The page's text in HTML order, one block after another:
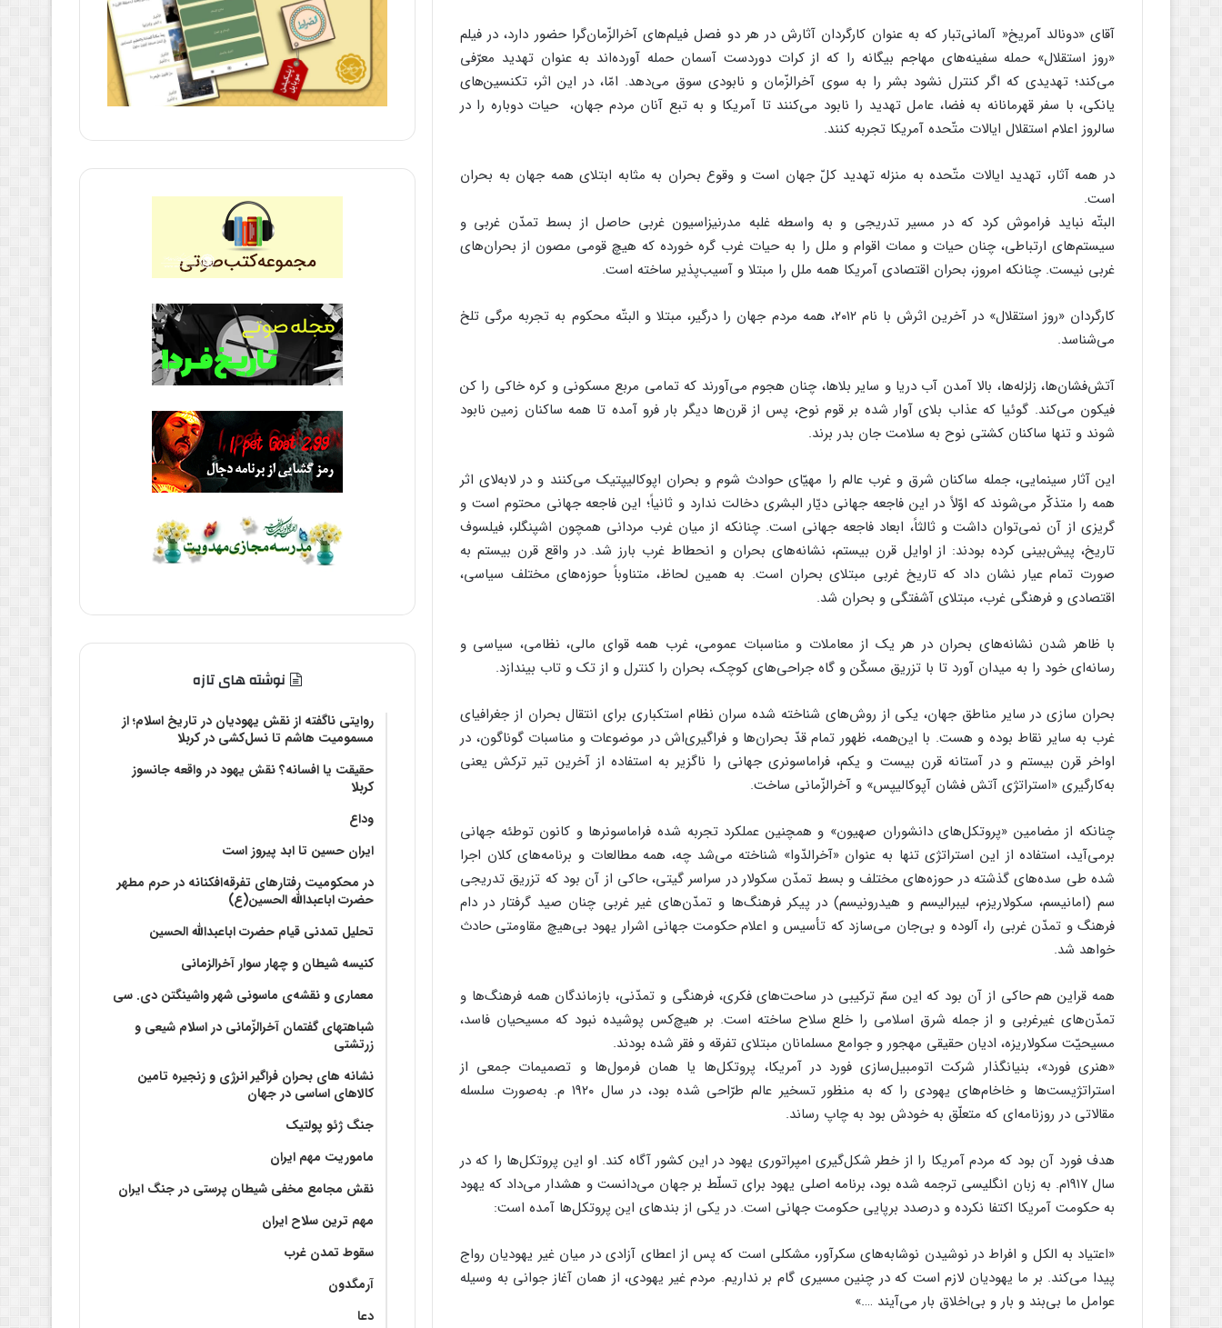
آقای «دونالد آمریخ‌« آلمانی‌تبار که به عنوان کارگردان آثارش در هر دو فصل فیلم‌های آخرالزّمان‌گرا حضور دارد، در فیلم
«روز استقلال» حمله سفینه‌های مهاجم بیگانه را که از کرات دوردست آسمان حمله آورده‌اند به عنوان تهدید معرّفی
می‌کند؛ تهدیدی که اگر کنترل نشود بشر را به سوی آخرالزّمان و نابودی سوق می‌دهد. امّا، در این اثر، تکنسین‌های
یانکی، با سفر قهرمانانه به فضا، عامل تهدید را نابود می‌کنند تا‌ آمریکا و به تبع آنان مردم جهان، ‌ حیات دوباره را در
سالروز اعلام استقلال ایالات متّحده آمریکا تجربه کنند.
در همه آثار، تهدید ایالات متّحده به منزله تهدید کلّ جهان است و وقوع بحران به مثابه ابتلای همه جهان به بحران
است.
البتّه نباید فراموش کرد که در مسیر تدریجی و به واسطه غلبه مدرنیزاسیون غربی حاصل از بسط تمدّن غربی و
سیستم‌های ارتباطی، چنان حیات و ممات اقوام و ملل را به حیات غرب گره خورده که هیچ قومی مصون از بحران‌های
غربی نیست. چنانکه امروز، بحران اقتصادی آمریکا همه ملل را مبتلا و آسیب‌پذیر ساخته است.
کارگردان «روز استقلال» در آخرین اثرش با نام ۲۰۱۲، همه مردم جهان را درگیر، مبتلا و البتّه محکوم به تجربه مرگی تلخ
می‌شناسد.
آتش‌فشان‌ها، زلزله‌ها، بالا آمدن آب دریا و سایر بلاها، چنان هجوم می‌آورند که تمامی مربع مسکونی و کره خاکی را کن
فیکون می‌کند. گوئیا که عذاب بلای آوار شده بر قوم نوح، پس از قرن‌ها دیگر بار فرو آمده تا همه‌ ساکنان زمین نابود
شوند و تنها ساکنان کشتی نوح به سلامت جان بدر برند.
این آثار سینمایی، جمله ساکنان شرق و غرب عالم را مهیّای حوادث شوم و بحران اپوکالیپتیک می‌کنند و در لابه‌لای اثر
همه را متذکّر می‌شوند که اوّلاً در این فاجعه جهانی دیّار البشری دخالت ندارد و ثانیاً؛ این فاجعه جهانی محتوم است و
گریزی از آن نمی‌توان داشت و ثالثاً، ابعاد فاجعه جهانی است. چنانکه از میان غرب مردانی همچون اشپنگلر، فیلسوف
تاریخ، پیش‌بینی کرده بودند: از اوایل قرن بیستم، نشانه‌های بحران و انحطاط غرب بارز شد. در واقع قرن بیستم به
صورت تمام عیار نشان داد که تاریخ غربی مبتلای بحران است. به همین لحاظ، متناوباً حوزه‌های مختلف سیاسی،
اقتصادی و فرهنگی غرب، مبتلای آشفتگی و بحران شد.
با ظاهر شدن نشانه‌های بحران در هر یک از معاملات و مناسبات عمومی، غرب همه قوای مالی، نظامی، سیاسی و
رسانه‌ای خود را به میدان آورد تا با تزریق مسکّن و گاه جراحی‌های کوچک، بحران را کنترل و از تک و تاب بیندازد.
بحران سازی در سایر مناطق جهان، یکی از روش‌های شناخته شده سران نظام استکباری برای انتقال بحران از جغرافیای
غرب به سایر نقاط بوده و هست. با این‌همه، ظهور تمام قدّ بحران‌ها و فراگیری‌اش در موضوعات و مناسبات گوناگون، در
اواخر قرن بیستم و در آستانه قرن بیست و یکم، فراماسونری جهانی را ناگزیر به استفاده از آخرین تیر ترکش یعنی
به‌کارگیری «استراتژی آتش فشان آپوکالیپس» و آخرالزّمانی ساخت.
چنانکه از مضامین «پروتکل‌های دانشوران صهیون» و همچنین عملکرد تجربه شده فراماسونرها و کانون توطئه جهانی
برمی‌آید، استفاده از این استراتژی تنها به عنوان «آخرالدّوا» شناخته می‌شد چه، همه مطالعات و برنامه‌های کلان اجرا‌
شده طی سده‌های گذشته در حوزه‌های مختلف و بسط تمدّن سکولار در سراسر گیتی، حاکی از آن بود که تزریق تدریجی
سم (امانیسم، سکولاریزم، لیبرالیسم و هیدرونیسم) در پیکر فرهنگ‌ها و تمدّن‌های غیر غربی چنان صید گرفتار در دام
فرهنگ و تمدّن غربی را، آلوده و بی‌جان می‌سازد که تأسیس و اعلام حکومت جهانی اشرار یهود بی‌هیچ مقاومتی حادث
خواهد شد.
همه قراین هم حاکی از آن بود که این سمّ ترکیبی در ساحت‌های فکری، فرهنگی و تمدّنی، بازماندگان همه فرهنگ‌ها و
تمدّن‌های غیرغربی و از جمله شرق اسلامی را خلع سلاح ساخته است. بر هیچ‌کس پوشیده نبود که مسیحیان فاسد،
مسیحیّت سکولاریزه، ادیان حقیقی مهجور و جوامع مسلمانان مبتلای تفرقه و فقر شده بودند.
«هنری فورد»، بنیانگذار شرکت اتومبیل‌سازی فورد در آمریکا، پروتکل‌ها یا همان فرمول‌ها و تصمیمات جمعی از
استراتژیست‌ها و خاخام‌های یهودی را که به منظور تسخیر عالم طرّاحی شده بود، در سال ۱۹۲۰ م. به‌صورت سلسله
مقالاتی در روزنامه‌ای که متعلّق به خودش بود به چاپ رساند.
هدف فورد آن بود که مردم آمریکا را از خطر شکل‌گیری امپراتوری یهود در این کشور آگاه کند. او این پروتکل‌ها را که در
سال ۱۹۱۷م. به زبان انگلیسی ترجمه شده بود، برنامه اصلی یهود برای تسلّط بر جهان می‌دانست و هشدار می‌داد که یهود
به حکومت آمریکا اکتفا نکرده و درصدد برپایی حکومت جهانی است. در یکی از بندهای این پروتکل‌ها آمده است:
«اعتیاد به الکل و افراط در نوشیدن نوشابه‌های سکرآور، مشکلی است که پس از اعطای آزادی در میان غیر یهودیان رواج
پیدا می‌کند. بر ما یهودیان لازم است که در چنین مسیری گام بر نداریم. مردم غیر یهودی، از همان آغاز جوانی به وسیله
عوامل ما بی‌بند و بار و بی‌اخلاق بار می‌آیند ….»
نوشته های تازه
روایتی ناگفته از نقش یهودیان در تاریخ اسلام؛ از
مسمومیت هاشم تا نسل‌کشی در کربلا
حقیقت یا افسانه؟‌ نقش یهود در واقعه جانسوز
کربلا
وداع
ایران حسین تا ابد پیروز است
در محکومیت رفتارهای تفرقه‌افکنانه در حرم مطهر
حضرت اباعبدالله الحسین(ع)
تحلیل تمدنی قیام حضرت اباعبدالله الحسین
کنیسه شیطان و چهار سوار آخرالزمانی
معماری و نقشه‌ی ماسونی شهر واشينگتن دی. سی
شباهتهای گفتمان آخر‌الزّمانی در اسلام شیعی و
زرتشتی
نشانه های بحران فراگیر انرژی و زنجیره تامین
کالاهای اساسی در جهان
جنگ ژئو پولتیک
ماموریت مهم ایران
نقش مجامع مخفی شیطان پرستی در جنگ ایران
مهم ترین سلاح ایران
سقوط تمدن غرب
آرمگدون
دعا